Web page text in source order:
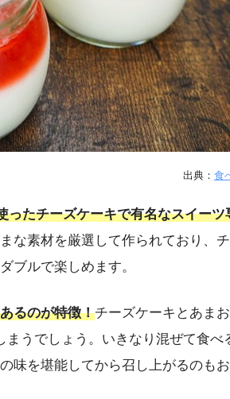
出典： 食
ったチーズケーキで有名なスイーツ
な素材を厳選して作られており、
ブルで楽しめます。
るのが特徴！チーズケーキとあまお
うでしょう。いきなり混ぜて食べ
味を堪能してから召し上がるのも